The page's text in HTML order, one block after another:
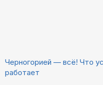
Черногорией — всё! Что
работает